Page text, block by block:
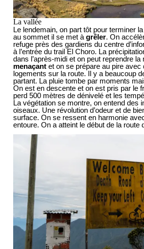
La vallée
Le lendemain, on part tôt pour terminer
au sommet il se met à grêler. On
refuge près des gardiens du centre
à l’entrée du trail El Choro. La
dans l’après-midi et on peut reprendre la
menaçantet on se prépare au pire avec
logements sur la route. Il y a beaucoup
partant. La pluie tombe par moments
On est en descente et on est pris par le
perd 500 mètres de dénivelé et les
La végétation se montre, on entend des
oiseaux. Une révolution d’odeur et de
surface. On se ressent en harmonie
entoure. On a atteint le début de la route